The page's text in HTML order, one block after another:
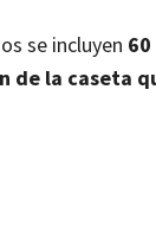
se incluyen
de la caseta